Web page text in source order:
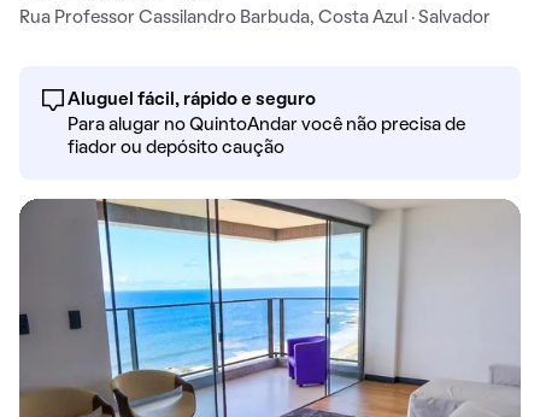
Rua Professor Cassilandro Barbuda, Costa Azul · Salvador
Aluguel fácil, rápido e seguro
Para alugar no QuintoAndar você não precisa de
fiador ou depósito caução